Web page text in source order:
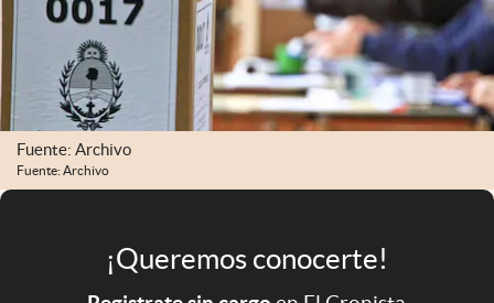
Mundial 2026
Eventos Corporativos
El Cronista Studio
Mediakit
abre en nueva pestaña
Argentina
Fuente: Archivo
Fuente: Archivo
¡Queremos conocerte!